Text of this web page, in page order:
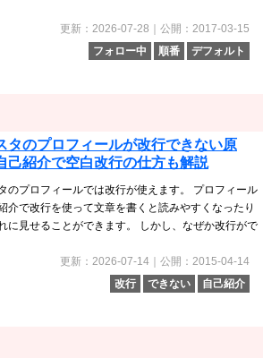
更新：2026-07-28｜公開：2017-03-15
フォロー中
順番 デフォルト
タのプロフィールが改行できない原
己紹介で空白改行の仕方も解説
のプロフィールでは改行が使えます。 プロフィール
介で改行を使って文章を書くと読みやすくなったり
に見せることができます。 しかし、なぜか改行がで
更新：2026-07-14｜公開：2015-04-14
改行
できない 自己紹介